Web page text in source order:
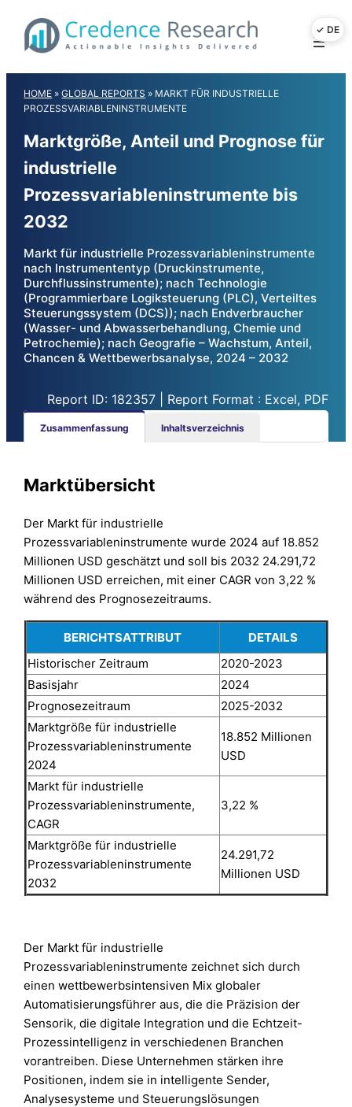
content
HOME »GLOBAL REPORTS » MARKT FÜR INDUSTRIELLE
PROZESSVARIABLENINSTRUMENTE
Marktgröße, Anteil und Prognose für
industrielle
Prozessvariableninstrumente bis
2032
Markt für industrielle Prozessvariableninstrumente
nach Instrumententyp (Druckinstrumente,
Durchflussinstrumente); nach Technologie
(Programmierbare Logiksteuerung (PLC), Verteiltes
Steuerungssystem (DCS)); nach Endverbraucher
(Wasser- und Abwasserbehandlung, Chemie und
Petrochemie); nach Geografie – Wachstum, Anteil,
Chancen & Wettbewerbsanalyse, 2024 – 2032
Report ID: 182357 | Report Format : Excel, PDF
Zusammenfassung Inhaltsverzeichnis
Marktübersicht
Der Markt für industrielle
Prozessvariableninstrumente wurde 2024 auf 18.852
Millionen USD geschätzt und soll bis 2032 24.291,72
Millionen USD erreichen, mit einer CAGR von 3,22 %
während des Prognosezeitraums.
BERICHTSATTRIBUT
DETAILS
Historischer Zeitraum
2020-2023
Basisjahr
2024
Prognosezeitraum
2025-2032
Marktgröße für industrielle
Prozessvariableninstrumente
2024
18.852 Millionen
USD
Markt für industrielle
Prozessvariableninstrumente,
CAGR
3,22 %
Marktgröße für industrielle
Prozessvariableninstrumente
2032
24.291,72
Millionen USD
Der Markt für industrielle
Prozessvariableninstrumente zeichnet sich durch
einen wettbewerbsintensiven Mix globaler
Automatisierungsführer aus, die die Präzision der
Sensorik, die digitale Integration und die Echtzeit-
Prozessintelligenz in verschiedenen Branchen
vorantreiben. Diese Unternehmen stärken ihre
Positionen, indem sie in intelligente Sender,
Analysesysteme und Steuerungslösungen